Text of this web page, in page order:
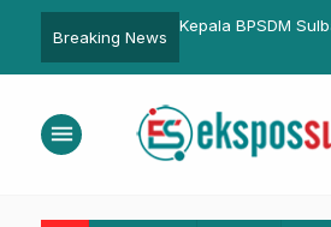
Breaking News
Rancangan Aksi
PKA Angkatan I
Bupati Pasangkayu
menu